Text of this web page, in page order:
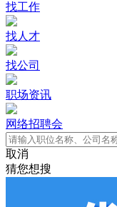
找工作
找人才
找公司
职场资讯
网络招聘会
取消
猜您想搜